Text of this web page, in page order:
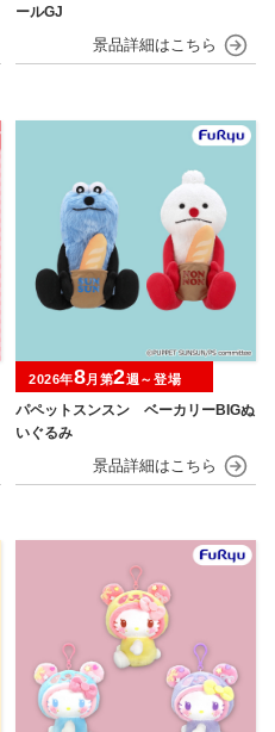
ールGJ
パペットスンスン ベーカリーBIGぬ
いぐるみ
2026年8月第2週～登場